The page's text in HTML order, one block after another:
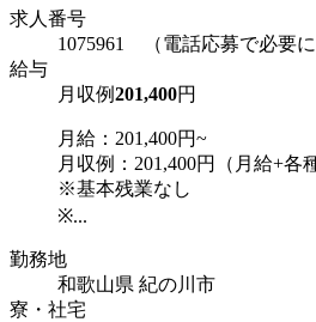
求人番号
1075961 （電話応募で必要に
給与
月収例201,400円
月給：201,400円~
月収例：201,400円（月給+各
※基本残業なし
※...
勤務地
和歌山県 紀の川市
寮・社宅